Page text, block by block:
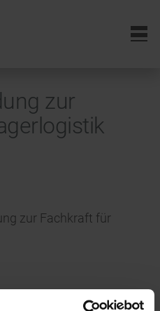
6
zur
zur Fachkraft für